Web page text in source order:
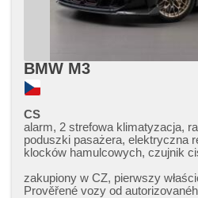
BMW M3
CS
alarm, 2 strefowa klimatyzacja,
poduszki pasażera, elektryczna
klocków hamulcowych, czujnik
startování, podgrzewane fotele,
podwozia, asystent martwego
zakupiony w CZ,​ pierwszy
Prověřené vozy od